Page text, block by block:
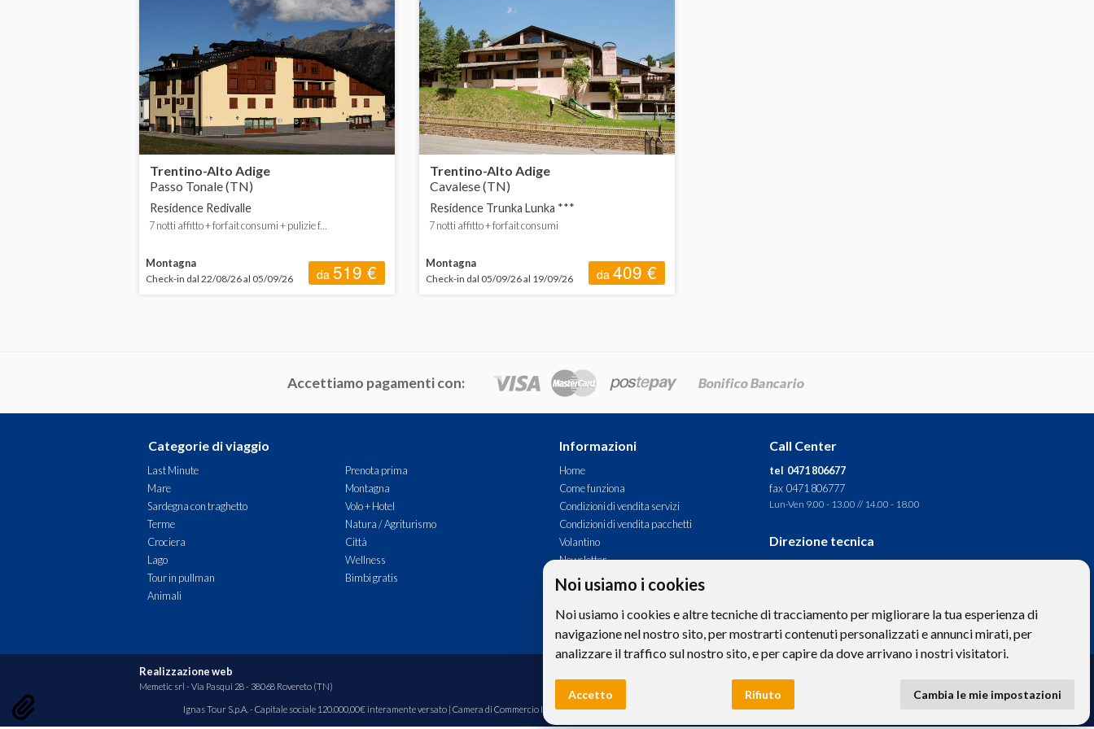
Noi usiamo i cookies
Noi usiamo i cookies e altre tecniche di tracciamento per migliorare la tua esperienza di
navigazione nel nostro sito, per mostrarti contenuti personalizzati e annunci mirati, per
analizzare il traffico sul nostro sito, e per capire da dove arrivano i nostri visitatori.
Accetto Rifiuto Cambia le mie impostazioni
Lombardia
Marche
Puglia
Sicilia
Toscana
Veneto
da 400 a 600 €
da 600 € in su
Pensione completa
Mezza pensione
Trentino-Alto Adige
Passo Tonale (TN)
Residence Redivalle
7 notti affitto + forfait consumi + pulizie f...
Montagna
Check-in dal 22/08/26 al 05/09/26 da519 €
Trentino-Alto Adige
Cavalese (TN)
Residence Trunka Lunka ***
7 notti affitto + forfait consumi
Montagna
Check-in dal 05/09/26 al 19/09/26 da409 €
Accettiamo pagamenti con:
Categorie di viaggio
Last Minute
Prenota prima
Mare
Montagna
Sardegna con traghetto
Volo + Hotel
Terme
Natura / Agriturismo
Crociera
Città
Lago
Wellness
Tour in pullman
Bimbi gratis
Animali
Informazioni
Home
Come funziona
Condizioni di vendita servizi
Condizioni di vendita pacchetti
Volantino
Newsletter
Commenti
Contatti
Call Center
tel 0471 806677
fax 0471 806777
Lun-Ven 9.00 - 13.00 // 14.00 - 18.00
Direzione tecnica
P.IVA: 01652670215
Realizzazione web
Memetic srl - Via Pasqui 28 - 38068 Rovereto (TN)
Ignas Tour S.p.A. - Capitale sociale 120.000,00€ interamente versato | Camera di Commercio Industria Artigianato e Agricoltura di Bolzano, BZ-154275 | ignastoursrl@mail-certificata.org